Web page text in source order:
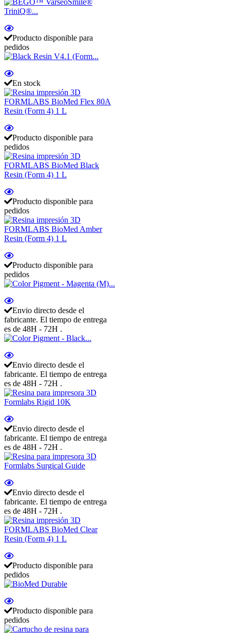
Producto disponible para
pedidos
En stock
Producto disponible para
pedidos
Producto disponible para
pedidos
Producto disponible para
pedidos
Envio directo desde el
fabricante. El tiempo de entrega
es de 48H - 72H .
Envio directo desde el
fabricante. El tiempo de entrega
es de 48H - 72H .
Envio directo desde el
fabricante. El tiempo de entrega
es de 48H - 72H .
Envio directo desde el
fabricante. El tiempo de entrega
es de 48H - 72H .
Producto disponible para
pedidos
Producto disponible para
pedidos